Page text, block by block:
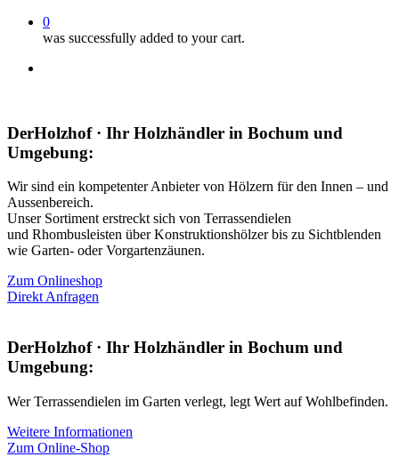
0
was successfully added to your cart.
DerHolzhof · Ihr Holzhändler in Bochum und
Umgebung:
Wir sind ein kompetenter Anbieter von Hölzern für den Innen – und
Aussenbereich.
Unser Sortiment erstreckt sich von Terrassendielen
und Rhombusleisten über Konstruktionshölzer bis zu Sichtblenden
wie Garten- oder Vorgartenzäunen.
Zum Onlineshop
Direkt Anfragen
DerHolzhof · Ihr Holzhändler in Bochum und
Umgebung:
Wer Terrassendielen im Garten verlegt, legt Wert auf Wohlbefinden.
Weitere Informationen
Zum Online-Shop